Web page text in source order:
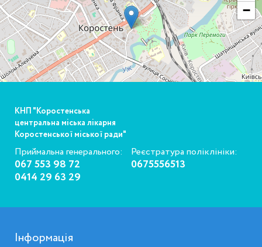
−
КНП "Коростенська
центральна міська лікарня
Коростенської міської ради"
Приймальна генерального:
067 553 98 72
0414 29 63 29
Реєстратура поліклініки:
0675556513
Інформація